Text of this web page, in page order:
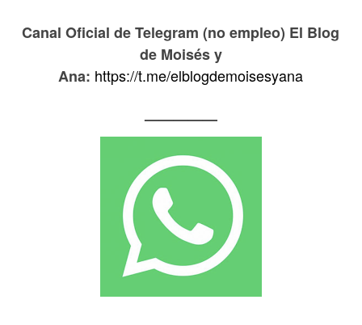
Canal Oficial de Telegram (no empleo) El Blog
de Moisés y
Ana: https://t.me/elblogdemoisesyana
—————